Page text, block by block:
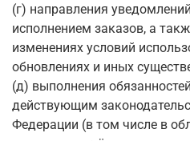
(г) направления
исполнением заказов, а
изменениях условий
обновлениях и иных
(д) выполнения
действующим
Федерации (в том числе в